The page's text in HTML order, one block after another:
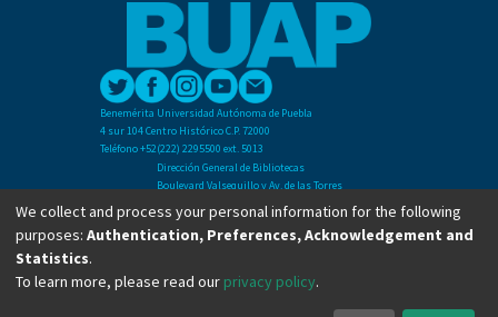
Benemérita Universidad Autónoma de Puebla
4 sur 104 Centro Histórico C.P. 72000
Teléfono +52(222) 2295500 ext. 5013
Dirección General de Bibliotecas
Boulevard Valsequillo y Av. de las Torres
Ciudad Universitaria. Col. San Manuel
C.P. 72570
Teléfono +52 (222) 2295500 Ext 2901
We collect and process your personal information for the following
purposes: Authentication, Preferences, Acknowledgement and
Statistics.
To learn more, please read our privacy policy.